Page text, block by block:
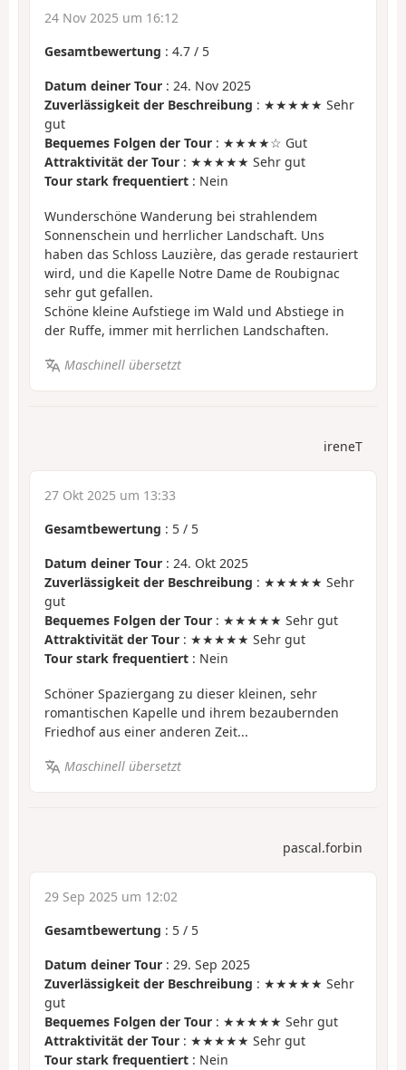
24 Nov 2025 um 16:12
Gesamtbewertung : 4.7 / 5
Datum deiner Tour : 24. Nov 2025
Zuverlässigkeit der Beschreibung : ★★★★★ Sehr
gut
Bequemes Folgen der Tour : ★★★★☆ Gut
Attraktivität der Tour : ★★★★★ Sehr gut
Tour stark frequentiert : Nein
Wunderschöne Wanderung bei strahlendem
Sonnenschein und herrlicher Landschaft. Uns
haben das Schloss Lauzière, das gerade restauriert
wird, und die Kapelle Notre Dame de Roubignac
sehr gut gefallen.
Schöne kleine Aufstiege im Wald und Abstiege in
der Ruffe, immer mit herrlichen Landschaften.
Maschinell übersetzt
ireneT
27 Okt 2025 um 13:33
Gesamtbewertung : 5 / 5
Datum deiner Tour : 24. Okt 2025
Zuverlässigkeit der Beschreibung : ★★★★★ Sehr
gut
Bequemes Folgen der Tour : ★★★★★ Sehr gut
Attraktivität der Tour : ★★★★★ Sehr gut
Tour stark frequentiert : Nein
Schöner Spaziergang zu dieser kleinen, sehr
romantischen Kapelle und ihrem bezaubernden
Friedhof aus einer anderen Zeit...
Maschinell übersetzt
pascal.forbin
29 Sep 2025 um 12:02
Gesamtbewertung : 5 / 5
Datum deiner Tour : 29. Sep 2025
Zuverlässigkeit der Beschreibung : ★★★★★ Sehr
gut
Bequemes Folgen der Tour : ★★★★★ Sehr gut
Attraktivität der Tour : ★★★★★ Sehr gut
Tour stark frequentiert : Nein